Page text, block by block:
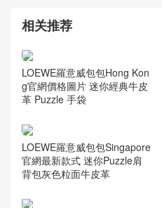
相关推荐
LOEWE羅意威包包Hong Kon
g官網價格圖片 迷你經典牛皮
革 Puzzle 手袋
LOEWE羅意威包包Singapore
官網最新款式 迷你Puzzle肩
背包灰色粒面牛皮革